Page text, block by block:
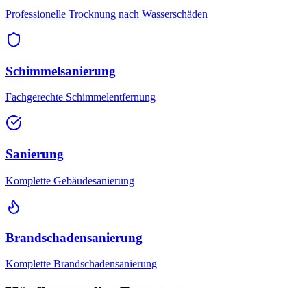
Professionelle Trocknung nach Wasserschäden
Schimmelsanierung
Fachgerechte Schimmelentfernung
Sanierung
Komplette Gebäudesanierung
Brandschadensanierung
Komplette Brandschadensanierung